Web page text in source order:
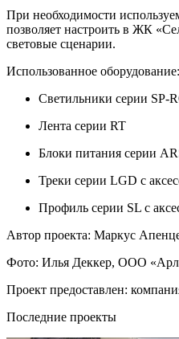
При необходимости
позволяет настроить в ЖК
световые сценарии.
Использованное оборудование:
Светильники серии SP-
Лента серии RT
Блоки питания серии
Треки серии LGD с
Профиль серии SL с
Автор проекта: Маркус
Фото: Илья Деккер, ООО
Проект предоставлен:
Последние проекты